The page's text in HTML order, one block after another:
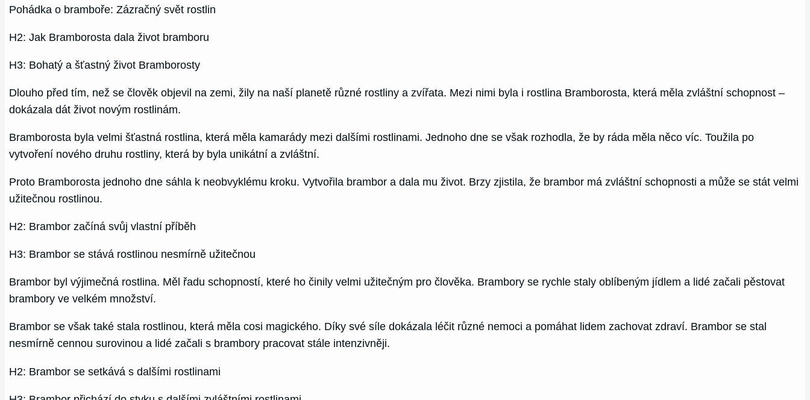
Pohádka o bramboře: Zázračný svět rostlin
H2: Jak Bramborosta dala život bramboru
H3: Bohatý a šťastný život Bramborosty
Dlouho před tím, než se člověk objevil na zemi, žily na naší planetě různé rostliny a zvířata. Mezi nimi byla i rostlina Bramborosta, která měla zvláštní schopnost –
dokázala dát život novým rostlinám.
Bramborosta byla velmi šťastná rostlina, která měla kamarády mezi dalšími rostlinami. Jednoho dne se však rozhodla, že by ráda měla něco víc. Toužila po
vytvoření nového druhu rostliny, která by byla unikátní a zvláštní.
Proto Bramborosta jednoho dne sáhla k neobvyklému kroku. Vytvořila brambor a dala mu život. Brzy zjistila, že brambor má zvláštní schopnosti a může se stát velmi
užitečnou rostlinou.
H2: Brambor začíná svůj vlastní příběh
H3: Brambor se stává rostlinou nesmírně užitečnou
Brambor byl výjimečná rostlina. Měl řadu schopností, které ho činily velmi užitečným pro člověka. Brambory se rychle staly oblíbeným jídlem a lidé začali pěstovat
brambory ve velkém množství.
Brambor se však také stala rostlinou, která měla cosi magického. Díky své síle dokázala léčit různé nemoci a pomáhat lidem zachovat zdraví. Brambor se stal
nesmírně cennou surovinou a lidé začali s brambory pracovat stále intenzivněji.
H2: Brambor se setkává s dalšími rostlinami